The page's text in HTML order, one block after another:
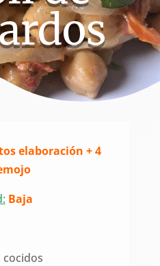
elaboración + 4
Baja
cocidos